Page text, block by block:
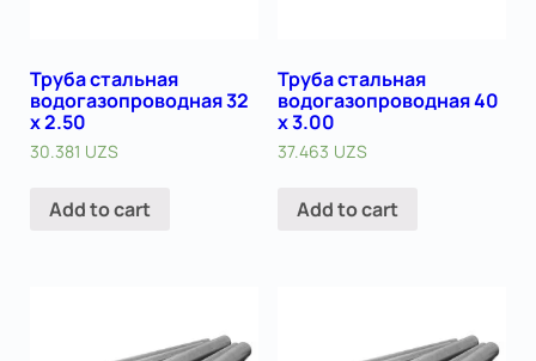
Труба стальная
водогазопроводная 32
х 2.50
30.381 UZS
Add to cart
Труба стальная
водогазопроводная 40
х 3.00
37.463 UZS
Add to cart